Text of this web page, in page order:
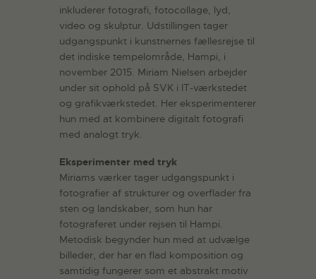
inkluderer fotografi, fotocollage, lyd,
video og skulptur. Udstillingen tager
udgangspunkt i kunstnernes fællesrejse til
det indiske tempelområde, Hampi, i
november 2015. Miriam Nielsen arbejder
under sit ophold på SVK i IT-værkstedet
og grafikværkstedet. Her eksperimenterer
hun med at kombinere digitalt fotografi
med analogt tryk.
Eksperimenter med tryk
Miriams værker tager udgangspunkt i
fotografier af strukturer og overflader fra
sten og landskaber, som hun har
fotograferet under rejsen til Hampi.
Metodisk begynder hun med at udvælge
billeder, der har en flad komposition og
samtidig fungerer som et abstrakt motiv